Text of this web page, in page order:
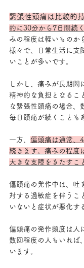
緊張性頭痛は比較的
的に30分から7日間続
みの程度は軽いものか
様々で、日常生活に支
いことが多いです。
しかし、痛みが長期間
精神的な負担となるこ
な緊張性頭痛の場合、
毎日頭痛が続くことも
一方、 偏頭痛は通常、
続きます。痛みの程度
大きな支障をきたすこ
偏頭痛の発作中は、吐
対する過敏症を伴うこ
いないと症状が悪化す
偏頭痛の発作頻度は人
数回程度の人もいれば
います。